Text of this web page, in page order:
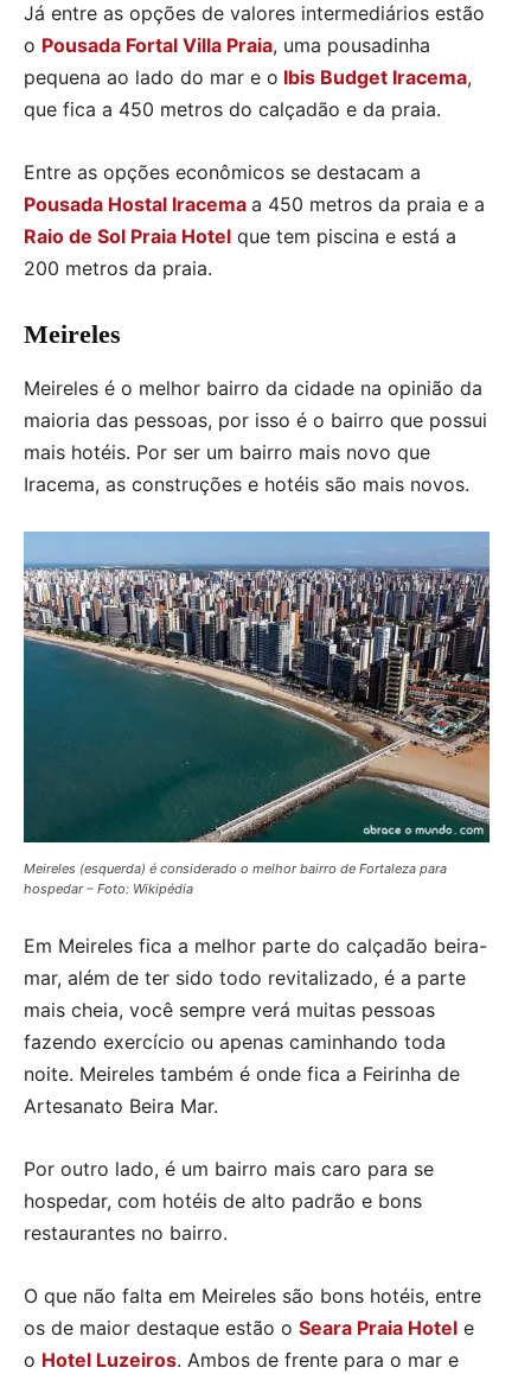
Já entre as opções de valores intermediários estão
o Pousada Fortal Villa Praia, uma pousadinha
pequena ao lado do mar e o Ibis Budget Iracema,
que fica a 450 metros do calçadão e da praia.
Entre as opções econômicos se destacam a
Pousada Hostal Iracema a 450 metros da praia e a
Raio de Sol Praia Hotel que tem piscina e está a
200 metros da praia.
Meireles
Meireles é o melhor bairro da cidade na opinião da
maioria das pessoas, por isso é o bairro que possui
mais hotéis. Por ser um bairro mais novo que
Iracema, as construções e hotéis são mais novos.
Meireles (esquerda) é considerado o melhor bairro de Fortaleza para
hospedar – Foto: Wikipédia
Em Meireles fica a melhor parte do calçadão beira-
mar, além de ter sido todo revitalizado, é a parte
mais cheia, você sempre verá muitas pessoas
fazendo exercício ou apenas caminhando toda
noite. Meireles também é onde fica a Feirinha de
Artesanato Beira Mar.
Por outro lado, é um bairro mais caro para se
hospedar, com hotéis de alto padrão e bons
restaurantes no bairro.
O que não falta em Meireles são bons hotéis, entre
os de maior destaque estão o Seara Praia Hotel e
o Hotel Luzeiros. Ambos de frente para o mar e